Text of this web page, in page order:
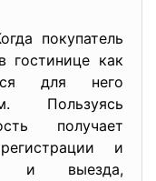
покупатель
гостинице как
для него
Пользуясь
получает
и
и выезда,